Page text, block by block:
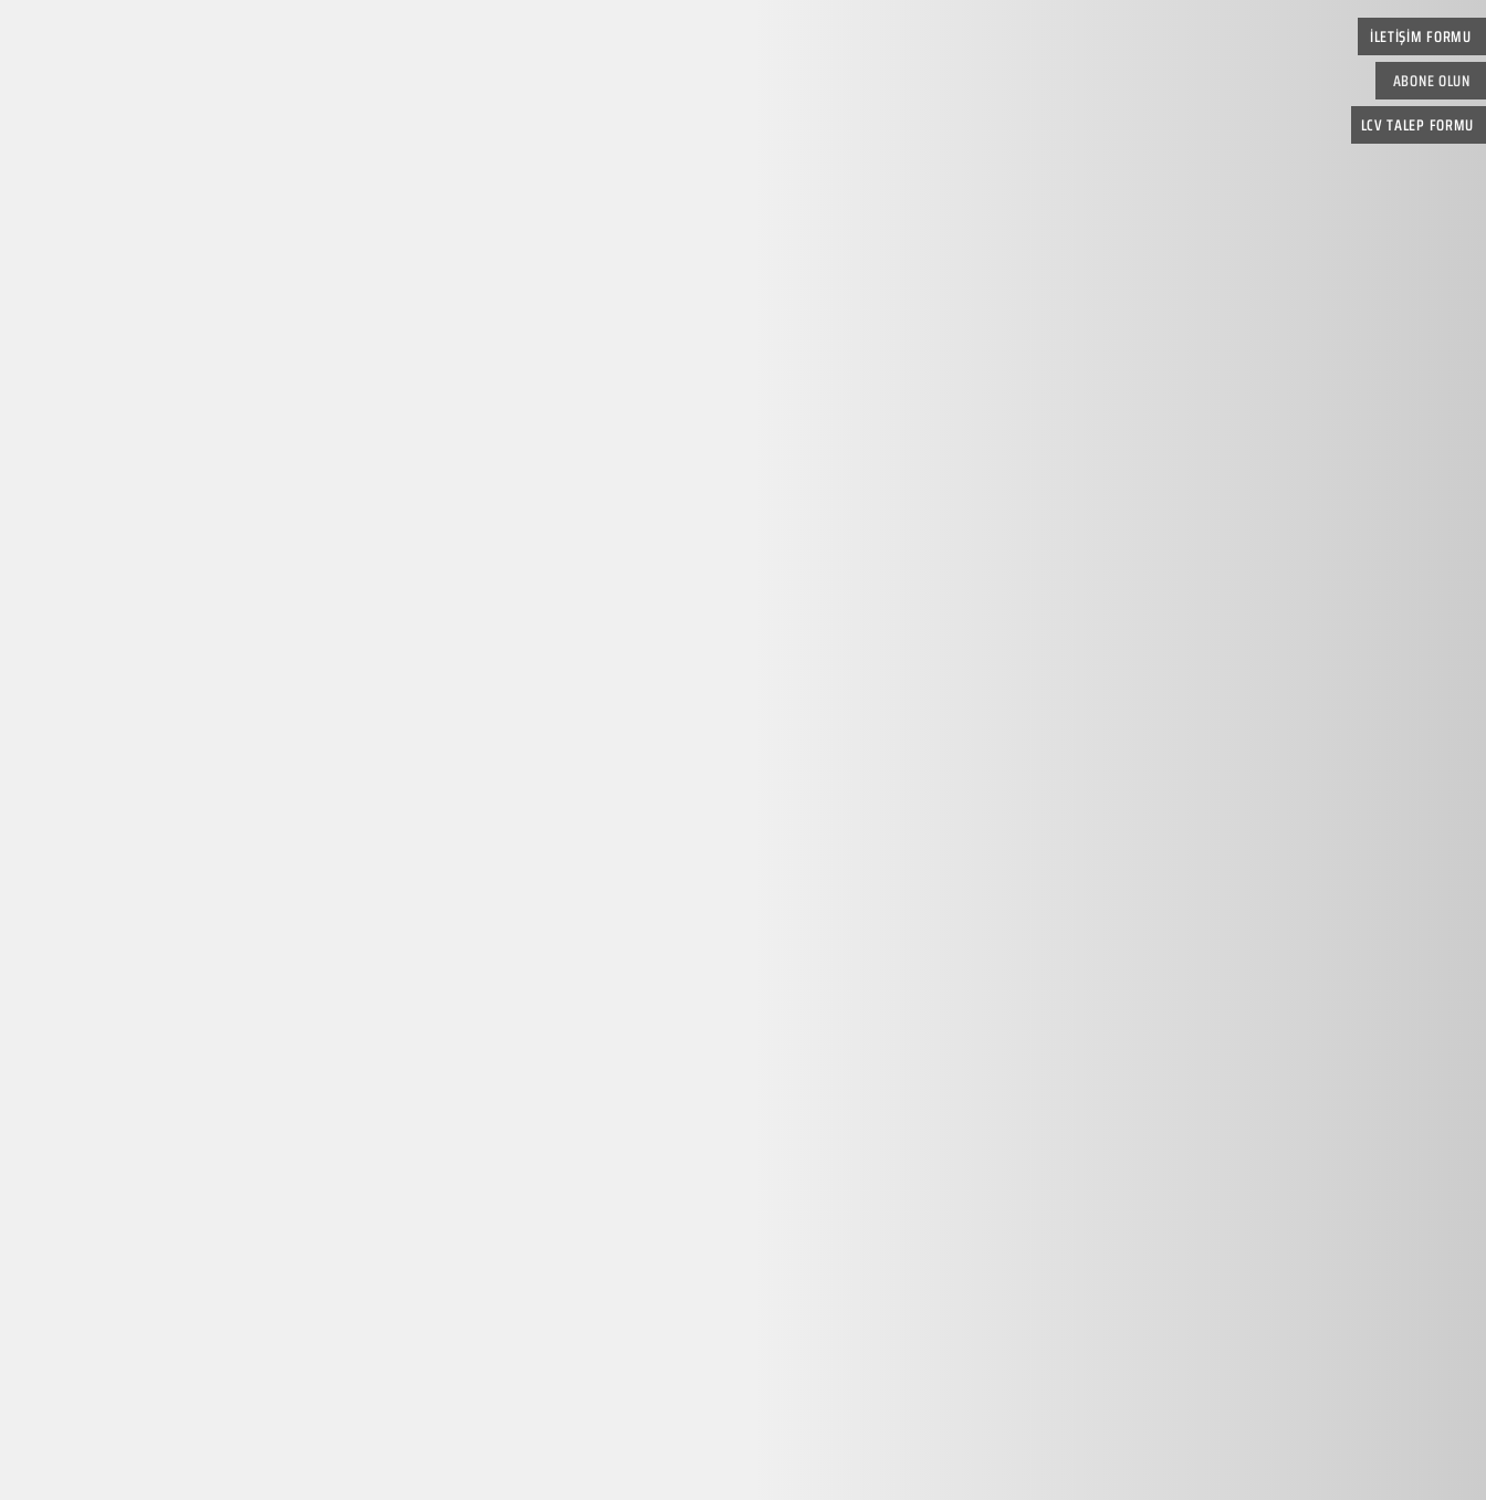
İLETİŞİM FORMU
ABONE OLUN
LCV TALEP FORMU